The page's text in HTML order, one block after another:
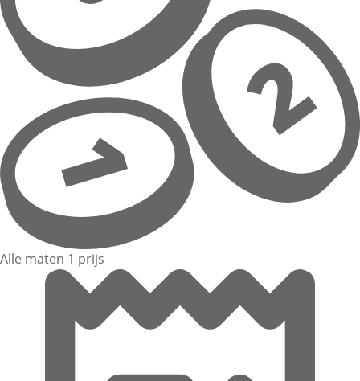
Alle maten 1 prijs